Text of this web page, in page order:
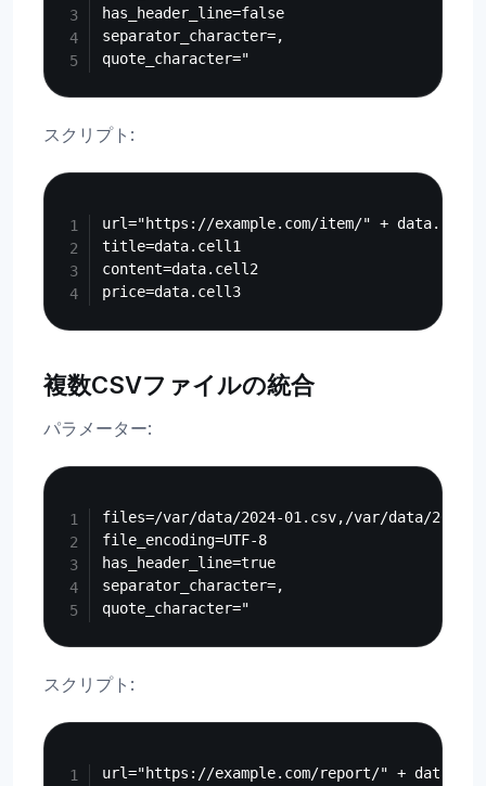
has_header_line=false
separator_character=,
スクリプト:
url="https://example.com/item/" + data.cell0
title=data.cell1
content=data.cell2
複数CSVファイルの統合
パラメーター:
files=/var/data/2024-01.csv,/var/data/2024-
file_encoding=UTF-8
has_header_line=true
separator_character=,
スクリプト:
url="https://example.com/report/" + data.id